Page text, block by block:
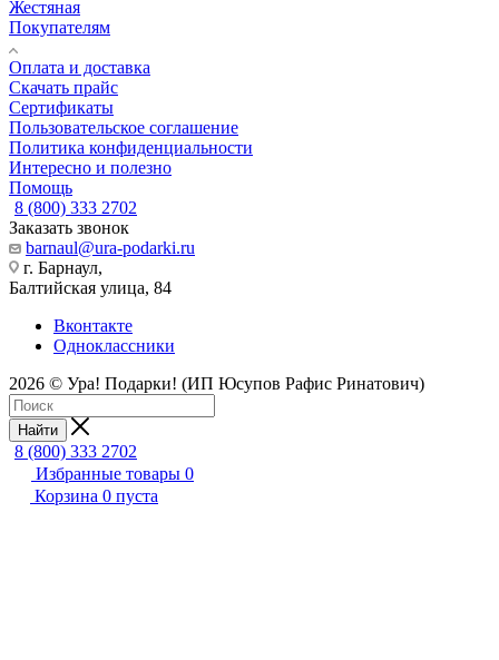
Жестяная
Покупателям
Оплата и доставка
Скачать прайс
Сертификаты
Пользовательское соглашение
Политика конфиденциальности
Интересно и полезно
Помощь
8 (800) 333 2702
Заказать звонок
barnaul@ura-podarki.ru
г. Барнаул,
Балтийская улица, 84
Вконтакте
Одноклассники
2026 © Ура! Подарки! (ИП Юсупов Рафис Ринатович)
Найти
8 (800) 333 2702
Избранные товары 0
Корзина 0 пуста